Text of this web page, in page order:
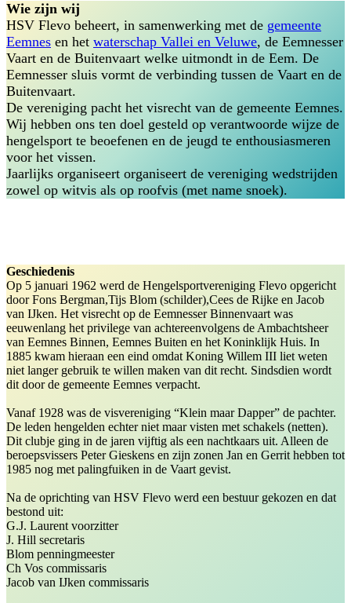
Wie zijn wij
HSV Flevo beheert, in samenwerking met de gemeente
Eemnes en het waterschap Vallei en Veluwe, de Eemnesser
Vaart en de Buitenvaart welke uitmondt in de Eem. De
Eemnesser sluis vormt de verbinding tussen de Vaart en de
Buitenvaart.
De vereniging pacht het visrecht van de gemeente Eemnes.
Wij hebben ons ten doel gesteld op verantwoorde wijze de
hengelsport te beoefenen en de jeugd te enthousiasmeren
voor het vissen.
Jaarlijks organiseert organiseert de vereniging wedstrijden
zowel op witvis als op roofvis (met name snoek).
Geschiedenis
Op 5 januari 1962 werd de Hengelsportvereniging Flevo opgericht
door Fons Bergman,Tijs Blom (schilder),Cees de Rijke en Jacob
van IJken. Het visrecht op de Eemnesser Binnenvaart was
eeuwenlang het privilege van achtereenvolgens de Ambachtsheer
van Eemnes Binnen, Eemnes Buiten en het Koninklijk Huis. In
1885 kwam hieraan een eind omdat Koning Willem III liet weten
niet langer gebruik te willen maken van dit recht. Sindsdien wordt
dit door de gemeente Eemnes verpacht.
Vanaf 1928 was de visvereniging “Klein maar Dapper” de pachter.
De leden hengelden echter niet maar visten met schakels (netten).
Dit clubje ging in de jaren vijftig als een nachtkaars uit. Alleen de
beroepsvissers Peter Gieskens en zijn zonen Jan en Gerrit hebben tot
1985 nog met palingfuiken in de Vaart gevist.
Na de oprichting van HSV Flevo werd een bestuur gekozen en dat
bestond uit:
G.J. Laurent voorzitter
J. Hill secretaris
Blom penningmeester
Ch Vos commissaris
Jacob van IJken commissaris